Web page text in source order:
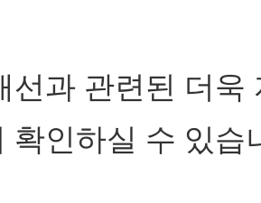
선과 관련된 더
확인하실 수 있습